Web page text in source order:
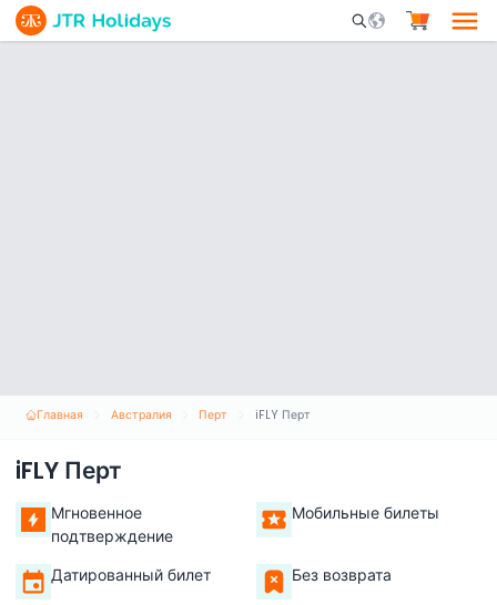
Mobile Search
Главная Австралия Перт iFLY Перт
iFLY Перт
Мгновенное
подтверждение
Мобильные билеты
Датированный билет Без возврата